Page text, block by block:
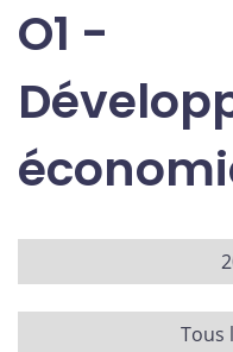
O1 -
Tous